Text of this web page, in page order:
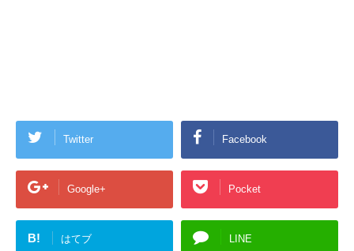
Twitter Facebook
Google+ Pocket
B! はてブ LINE